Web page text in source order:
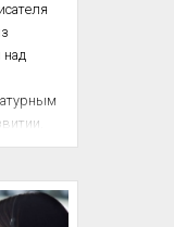
над